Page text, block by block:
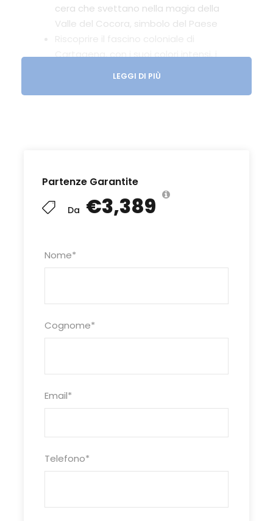
Partenze Garantite
Da €3,389
Nome*
Cognome*
Email*
Telefono*
cera che svettano nella magia della
Valle del Cocora, simbolo del Paese
Cartagena, con i suoi colori intensi, i
balconi adornati di fiori e un centro
Per tutti i dettagli: Programma –
“Programma“
N.B.Per usufruire delle tariffe
Programma
LEGGI DI PIÙ